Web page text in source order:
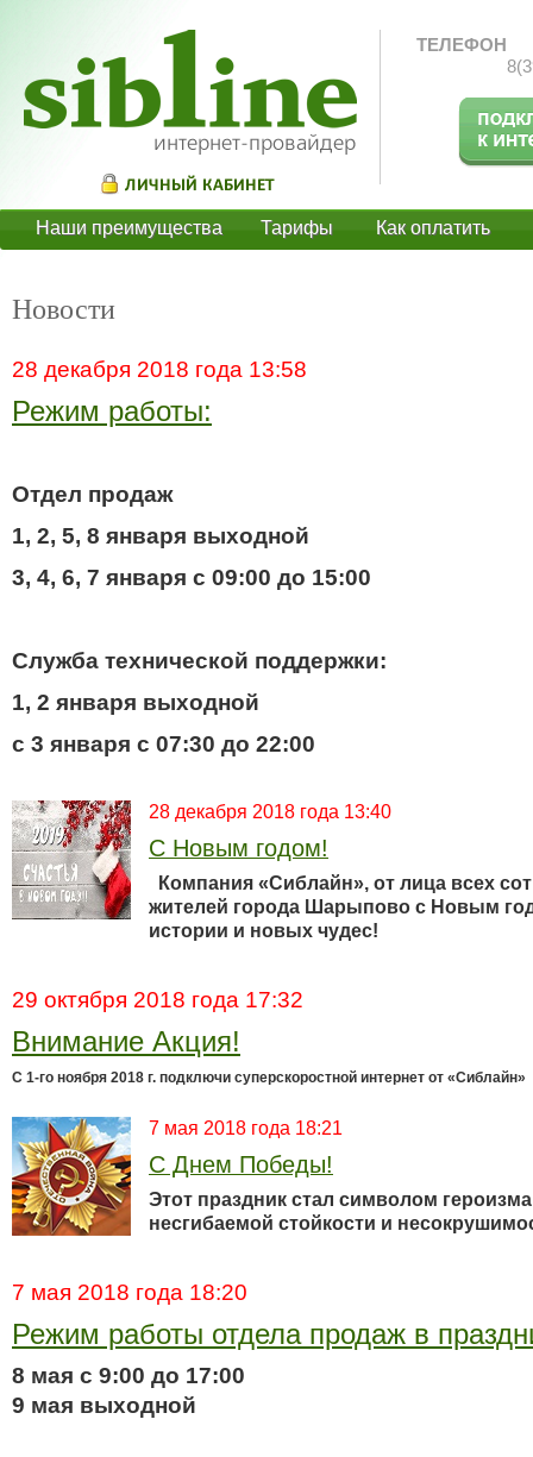
ТЕЛЕФОН
Наши преимущества Тарифы Как оплатить
Новости
28 декабря 2018 года 13:58
Режим работы:
Отдел продаж
1, 2, 5, 8 января выходной
3, 4, 6, 7 января с 09:00 до 15:00
Служба технической поддержки:
1, 2 января выходной
с 3 января с 07:30 до 22:00
28 декабря 2018 года 13:40
С Новым годом!
Компания «Сиблайн», от лица всех
жителей города Шарыпово с Новым
истории и новых чудес!
29 октября 2018 года 17:32
Внимание Акция!
С 1-го ноября 2018 г. подключи суперскоростной интернет от «Сиблайн»
7 мая 2018 года 18:21
С Днем Победы!
Этот праздник стал символом
несгибаемой стойкости и
7 мая 2018 года 18:20
Режим работы отдела продаж в
8 мая с 9:00 до 17:00
9 мая выходной